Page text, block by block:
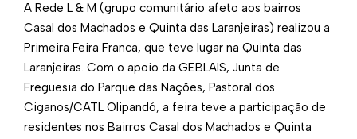
​​A Rede L & M (grupo comunitário afeto aos bairros
Casal dos Machados e Quinta das Laranjeiras) realizou a
Primeira Feira Franca, que teve lugar na Quinta das
Laranjeiras. ​Com o apoio da GEBLAIS, Junta de
Freguesia do Parque das Nações, Pastoral dos
Ciganos/CATL Olipandó, a feira teve a participação de
residentes nos Bairros Casal dos Machados e Quinta